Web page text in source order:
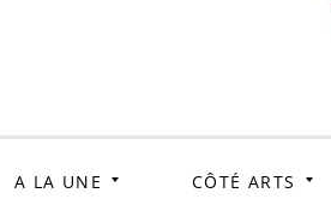
A LA UNE CÔTÉ ARTS